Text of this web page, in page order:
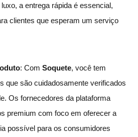
a entrega rápida é essencial,
clientes que esperam um serviço
: Com Soquete, você tem
que são cuidadosamente verificados
Os fornecedores da plataforma
premium com foco em oferecer a
possível para os consumidores